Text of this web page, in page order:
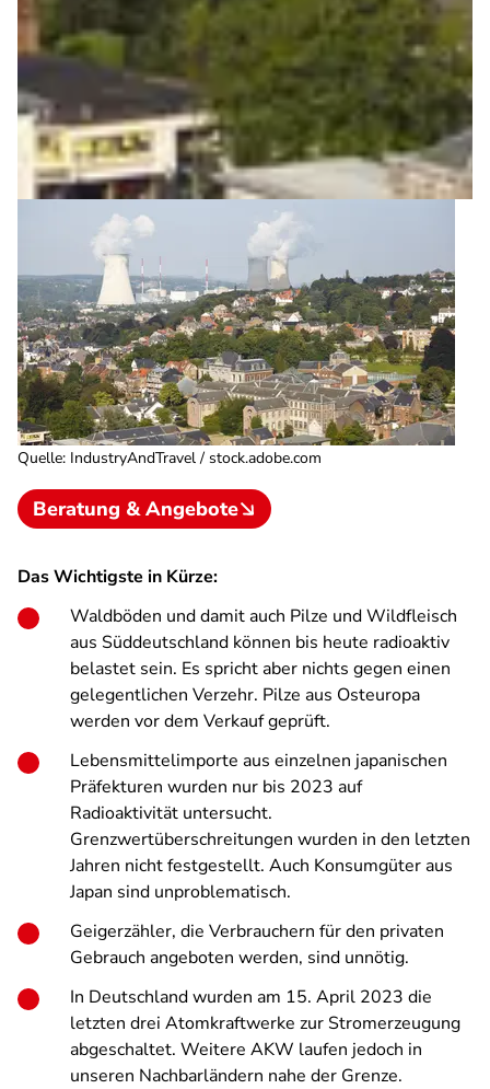
Quelle: IndustryAndTravel / stock.adobe.com
Beratung & Angebote
Das Wichtigste in Kürze:
Waldböden und damit auch Pilze und Wildfleisch
aus Süddeutschland können bis heute radioaktiv
belastet sein. Es spricht aber nichts gegen einen
gelegentlichen Verzehr. Pilze aus Osteuropa
werden vor dem Verkauf geprüft.
Lebensmittelimporte aus einzelnen japanischen
Präfekturen wurden nur bis 2023 auf
Radioaktivität untersucht.
Grenzwertüberschreitungen wurden in den letzten
Jahren nicht festgestellt. Auch Konsumgüter aus
Japan sind unproblematisch.
Geigerzähler, die Verbrauchern für den privaten
Gebrauch angeboten werden, sind unnötig.
In Deutschland wurden am 15. April 2023 die
letzten drei Atomkraftwerke zur Stromerzeugung
abgeschaltet. Weitere AKW laufen jedoch in
unseren Nachbarländern nahe der Grenze.